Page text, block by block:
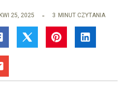
KWI 25, 2025 3 MINUT CZYTANIA